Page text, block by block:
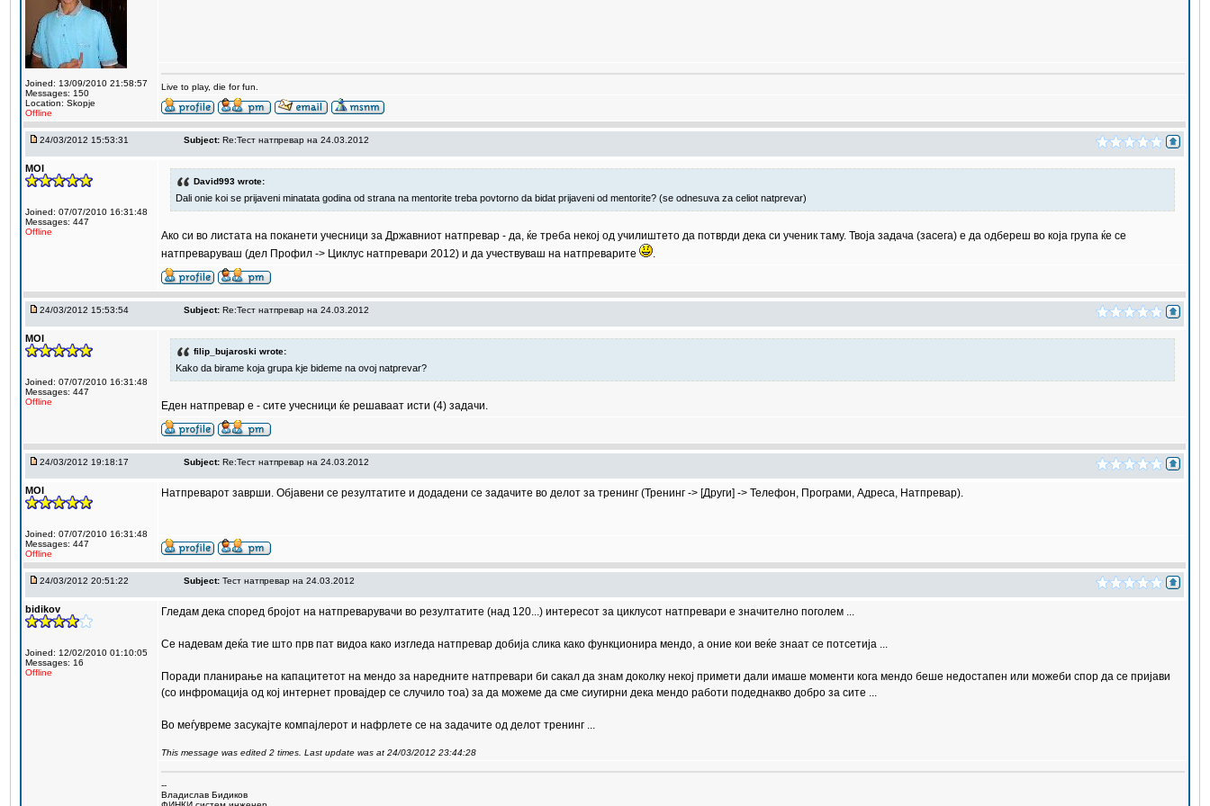
Joined: 13/09/2010 21:58:57
Messages: 150
Location: Skopje
Offline
Live to play, die for fun.
24/03/2012 15:53:31 Subject: Re:Тест натпревар на 24.03.2012
MOI
Joined: 07/07/2010 16:31:48
Messages: 447
Offline
David993 wrote:
Dali onie koi se prijaveni minatata godina od strana na mentorite treba povtorno da bidat prijaveni od mentorite? (se odnesuva za celiot natprevar)
Ако си во листата на поканети учесници за Државниот натпревар - да, ќе треба некој од училиштето да потврди дека си ученик таму. Твоја задача (засега) е да одбереш во која група ќе се
натпреваруваш (дел Профил -> Циклус натпревари 2012) и да учествуваш на натпреварите
24/03/2012 15:53:54 Subject: Re:Тест натпревар на 24.03.2012
MOI
Joined: 07/07/2010 16:31:48
Messages: 447
Offline
filip_bujaroski wrote:
Kako da birame koja grupa kje bideme na ovoj natprevar?
Еден натпревар е - сите учесници ќе решаваат исти (4) задачи.
24/03/2012 19:18:17 Subject: Re:Тест натпревар на 24.03.2012
MOI
Joined: 07/07/2010 16:31:48
Messages: 447
Offline
Натпреварот заврши. Објавени се резултатите и додадени се задачите во делот за тренинг (Тренинг -> [Други] -> Телефон, Програми, Адреса, Натпревар).
24/03/2012 20:51:22 Subject: Тест натпревар на 24.03.2012
bidikov
Joined: 12/02/2010 01:10:05
Messages: 16
Offline
Гледaм дека според бројот на натпреварувачи во резултатите (над 120...) интересот за циклусот натпревари е значително поголем ...
Се надевам деќа тие што прв пат видоа како изгледа натпревар добија слика како функционира мендо, а оние кои веќе знаат се потсетија ...
Поради планирање на капацитетот на мендо за наредните натпревари би сакал да знам доколку некој примети дали имаше моменти кога мендо беше недостапен или можеби спор да се пријави
(со инфромација од кој интернет провајдер се случило тоа) за да можеме да сме сиугирни дека мендо работи подеднакво добро за сите ...
Во меѓувреме засукајте компајлерот и нафрлете се на задачите од делот тренинг ...
This message was edited 2 times. Last update was at 24/03/2012 23:44:28
--
Владислав Бидиков